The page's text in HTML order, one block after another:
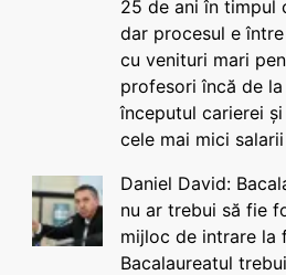
25 de ani în timpul
dar procesul e
cu venituri mari
profesori încă de la
începutul carierei
cele mai mici salarii
Daniel David:
nu ar trebui să fie
mijloc de intrare la
Bacalaureatul